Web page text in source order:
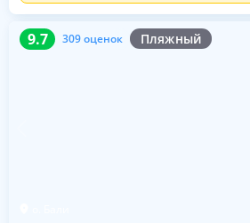
9.7 309 оценок Пляжный
9.7 309 оценок